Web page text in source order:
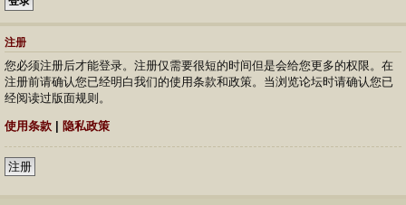
注册
您必须注册后才能登录。注册仅需要很短的时间但是会给您更多的权限。在
注册前请确认您已经明白我们的使用条款和政策。当浏览论坛时请确认您已
经阅读过版面规则。
使用条款 隐私政策
注册